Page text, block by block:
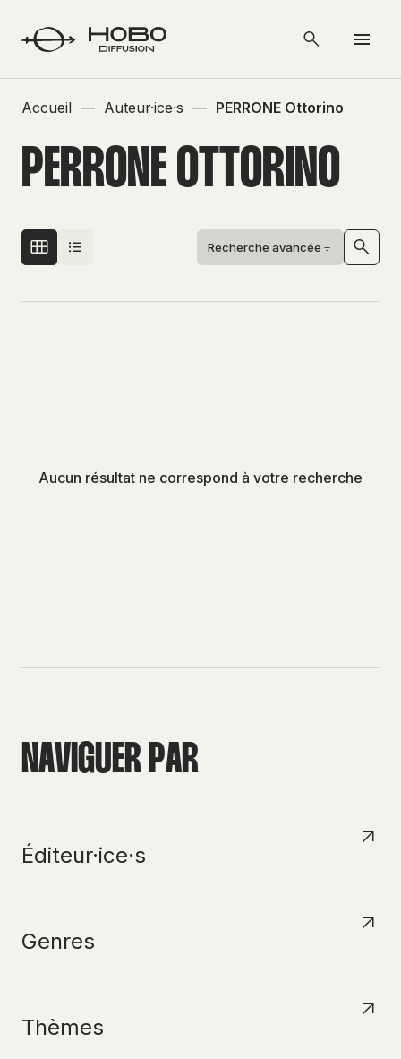
Accueil — Auteur·ice·s — PERRONE Ottorino
PERRONE OTTORINO
Recherche avancée
Aucun résultat ne correspond à votre recherche
NAVIGUERPAR
Éditeur·ice·s
Genres
Thèmes